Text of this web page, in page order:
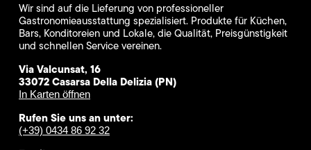
Wir sind auf die Lieferung von professioneller
Gastronomieausstattung spezialisiert. Produkte für Küchen,
Bars, Konditoreien und Lokale, die Qualität, Preisgünstigkeit
und schnellen Service vereinen.
Via Valcunsat, 16
33072 Casarsa Della Delizia (PN)
In Karten öffnen
Rufen Sie uns an unter:
(+39) 0434 86 92 32